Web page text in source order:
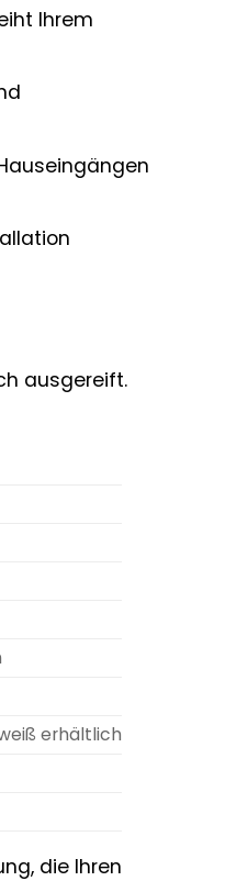
Ihrem
ausgereift.
erhältlich
die Ihren